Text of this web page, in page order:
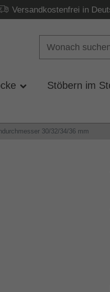
Versandkostenfrei in
Stöbern im
30/32/34/36 mm